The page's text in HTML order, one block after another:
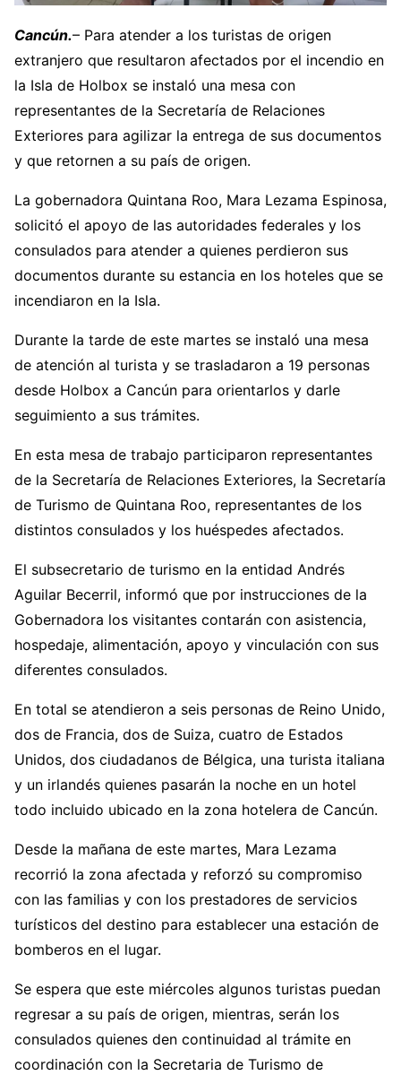
Cancún.– Para atender a los turistas de origen
extranjero que resultaron afectados por el incendio en
la Isla de Holbox se instaló una mesa con
representantes de la Secretaría de Relaciones
Exteriores para agilizar la entrega de sus documentos
y que retornen a su país de origen.
La gobernadora Quintana Roo, Mara Lezama Espinosa,
solicitó el apoyo de las autoridades federales y los
consulados para atender a quienes perdieron sus
documentos durante su estancia en los hoteles que se
incendiaron en la Isla.
Durante la tarde de este martes se instaló una mesa
de atención al turista y se trasladaron a 19 personas
desde Holbox a Cancún para orientarlos y darle
seguimiento a sus trámites.
En esta mesa de trabajo participaron representantes
de la Secretaría de Relaciones Exteriores, la Secretaría
de Turismo de Quintana Roo, representantes de los
distintos consulados y los huéspedes afectados.
El subsecretario de turismo en la entidad Andrés
Aguilar Becerril, informó que por instrucciones de la
Gobernadora los visitantes contarán con asistencia,
hospedaje, alimentación, apoyo y vinculación con sus
diferentes consulados.
En total se atendieron a seis personas de Reino Unido,
dos de Francia, dos de Suiza, cuatro de Estados
Unidos, dos ciudadanos de Bélgica, una turista italiana
y un irlandés quienes pasarán la noche en un hotel
todo incluido ubicado en la zona hotelera de Cancún.
Desde la mañana de este martes, Mara Lezama
recorrió la zona afectada y reforzó su compromiso
con las familias y con los prestadores de servicios
turísticos del destino para establecer una estación de
bomberos en el lugar.
Se espera que este miércoles algunos turistas puedan
regresar a su país de origen, mientras, serán los
consulados quienes den continuidad al trámite en
coordinación con la Secretaria de Turismo de